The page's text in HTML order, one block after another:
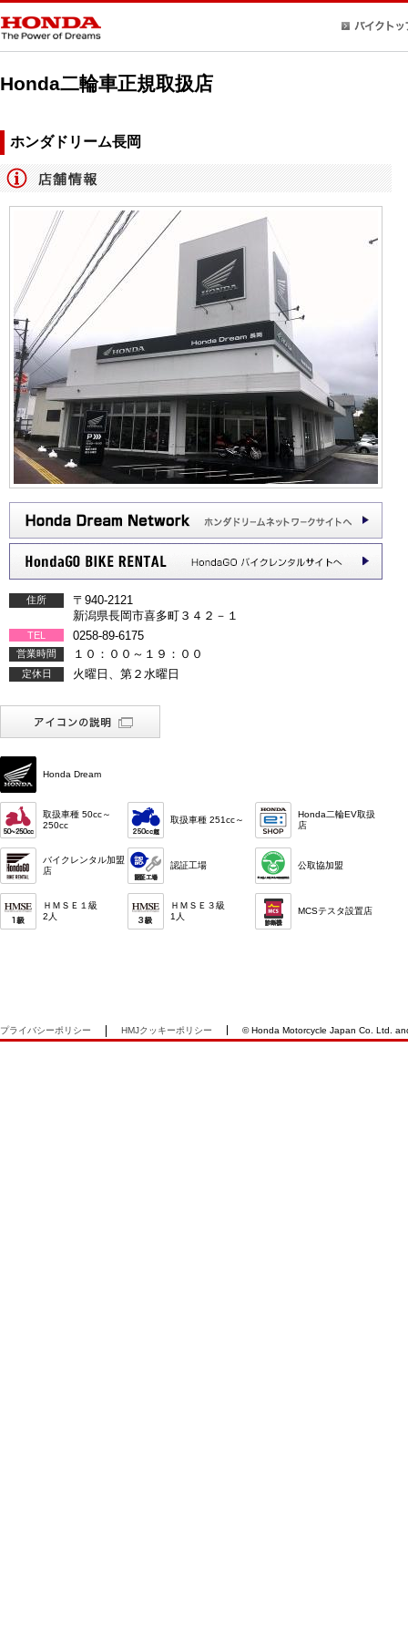
Honda二輪車正規取扱店
ホンダドリーム長岡
住所
〒940-2121
新潟県長岡市喜多町３４２－１
TEL 0258-89-6175
営業時間 １０：００～１９：００
定休日 火曜日、第２水曜日
Honda Dream
取扱車種 50cc～
250cc
取扱車種 251cc～
Honda二輪EV取扱
店
バイクレンタル加盟
店
認証工場 公取協加盟
ＨＭＳＥ１級
2人
ＨＭＳＥ３級
1人
MCSテスタ設置店
プライバシーポリシー HMJクッキーポリシー © Honda Motorcycle Japan Co. Ltd.